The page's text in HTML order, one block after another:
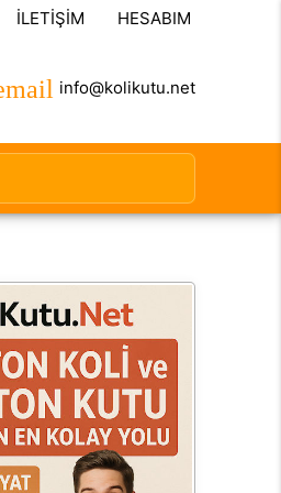
İLETIŞIM HESABIM
info@kolikutu.net